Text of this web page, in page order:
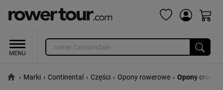
› Marki › Continental › Części › Opony rowerowe › Opony